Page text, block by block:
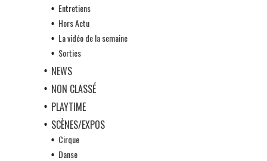
Entretiens
Hors Actu
La vidéo de la semaine
Sorties
NEWS
NON CLASSÉ
PLAYTIME
SCÈNES/EXPOS
Cirque
Danse